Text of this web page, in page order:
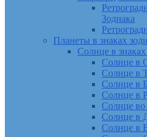
Зодиака
Планеты в знаках
Солнце в знаках
Солнце в
Солнце в
Солнце в
Солнце в
Солнце во
Солнце в
Солнце в